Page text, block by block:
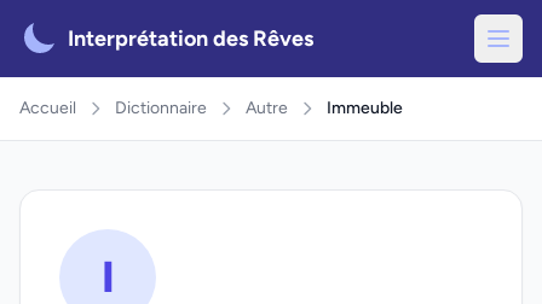
Interprétation des Rêves
Accueil Dictionnaire Autre Immeuble
I